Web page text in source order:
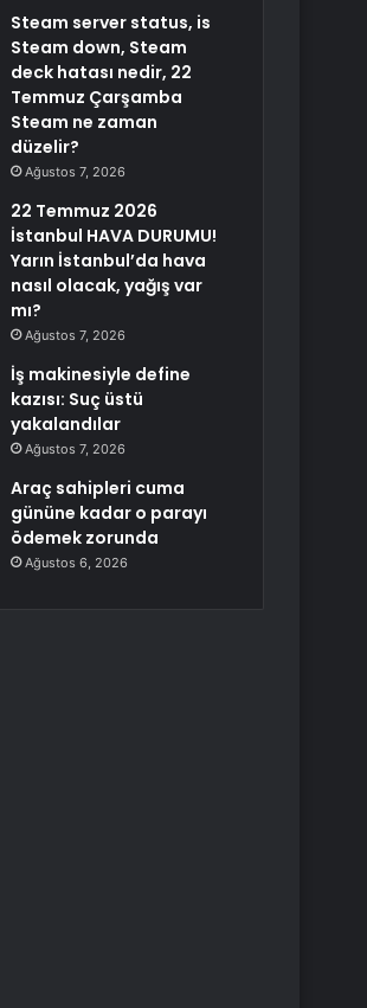
Steam server status, is
Steam down, Steam
deck hatası nedir, 22
Temmuz Çarşamba
Steam ne zaman
düzelir?
Ağustos 7, 2026
22 Temmuz 2026
İstanbul HAVA DURUMU!
Yarın İstanbul’da hava
nasıl olacak, yağış var
mı?
Ağustos 7, 2026
İş makinesiyle define
kazısı: Suç üstü
yakalandılar
Ağustos 7, 2026
Araç sahipleri cuma
gününe kadar o parayı
ödemek zorunda
Ağustos 6, 2026